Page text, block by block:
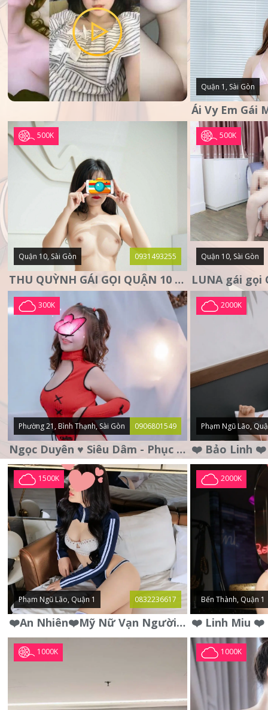
Quận 1, Sài Gòn
500K
Quận 10, Sài Gòn 0931493255
THU QUỲNH GÁI GỌI QUẬN 10 – MẶT XINH DA TRẮNG – SANG
500K
Quận 10, Sài Gòn
300K
Phường 21, Bình Thạnh, Sài Gòn 0906801549
Ngọc Duyên ♥️ Siêu Dâm - Phục Vụ Tận Tình - Chu Đáo
2000K
Phạm Ngũ Lão,
1500K
Phạm Ngũ Lão, Quận 1 0832236617
❤️An Nhiên❤️Mỹ Nữ Vạn Người Mê,Da Trắng, Mặt Xynh, Đẹp Từng
2000K
Bến Thành, Quận 1
1000K 1000K